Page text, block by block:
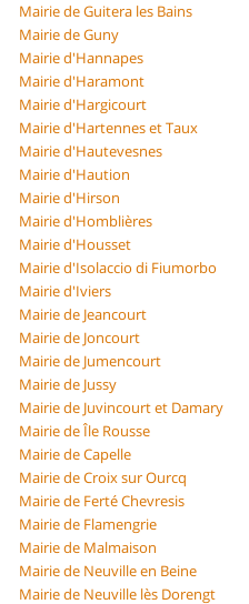
Mairie de Guitera les Bains
Mairie de Guny
Mairie d'Hannapes
Mairie d'Haramont
Mairie d'Hargicourt
Mairie d'Hartennes et Taux
Mairie d'Hautevesnes
Mairie d'Haution
Mairie d'Hirson
Mairie d'Homblières
Mairie d'Housset
Mairie d'Isolaccio di Fiumorbo
Mairie d'Iviers
Mairie de Jeancourt
Mairie de Joncourt
Mairie de Jumencourt
Mairie de Jussy
Mairie de Juvincourt et Damary
Mairie de Île Rousse
Mairie de Capelle
Mairie de Croix sur Ourcq
Mairie de Ferté Chevresis
Mairie de Flamengrie
Mairie de Malmaison
Mairie de Neuville en Beine
Mairie de Neuville lès Dorengt